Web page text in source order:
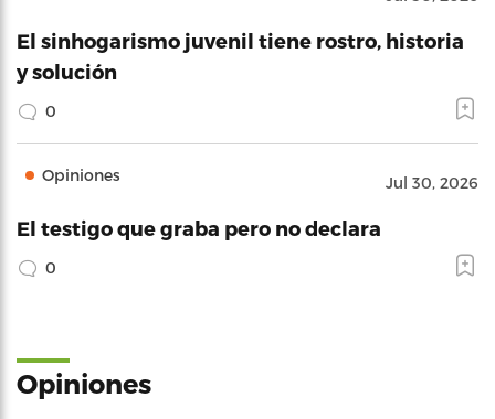
El sinhogarismo juvenil tiene rostro, historia
y solución
0
Opiniones Jul 30, 2026
El testigo que graba pero no declara
0
Opiniones